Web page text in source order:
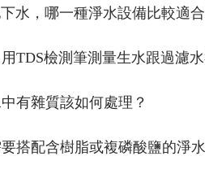
水，哪一種淨水設備比較適合
TDS檢測筆測量生水跟過濾
有雜質該如何處理？
搭配含樹脂或複磷酸鹽的淨